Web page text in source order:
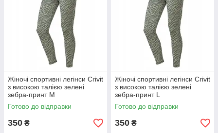
Жіночі спортивні легінси Crivit
з високою талією зелені
зебра-принт M
Готово до відправки
350 ₴
Жіночі спортивні легінси Crivit
з високою талією зелені
зебра-принт L
Готово до відправки
350 ₴